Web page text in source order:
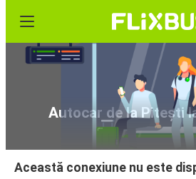
Autocar de la Pitești
Această conexiune nu este